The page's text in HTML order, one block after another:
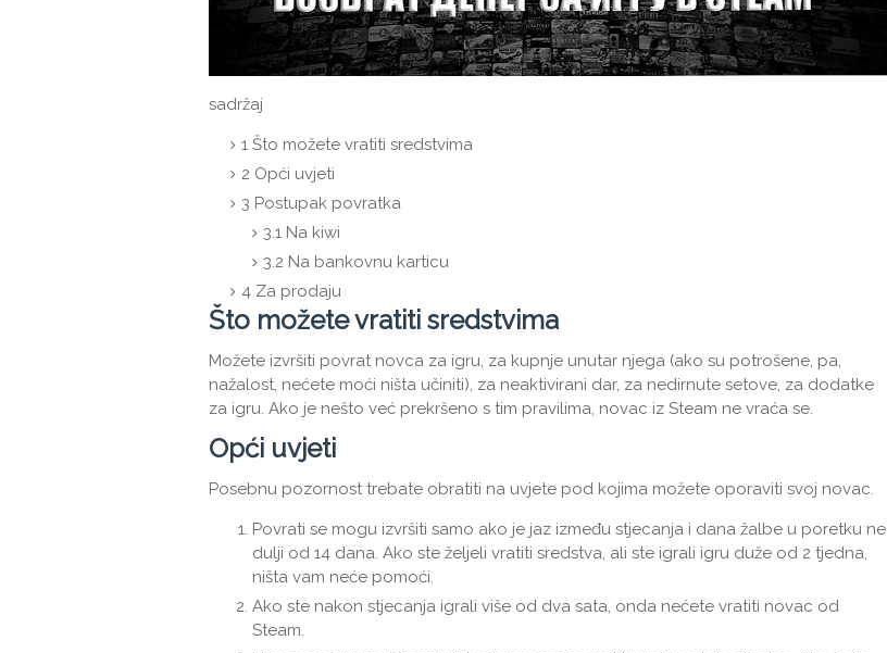
sadržaj
1 Što možete vratiti sredstvima
2 Opći uvjeti
3 Postupak povratka
3.1 Na kiwi
3.2 Na bankovnu karticu
4 Za prodaju
Što možete vratiti sredstvima
Možete izvršiti povrat novca za igru, za kupnje unutar njega (ako su potrošene, pa,
nažalost, nećete moći ništa učiniti), za neaktivirani dar, za nedirnute setove, za dodatke
za igru. Ako je nešto već prekršeno s tim pravilima, novac iz Steam ne vraća se.
Opći uvjeti
Posebnu pozornost trebate obratiti na uvjete pod kojima možete oporaviti svoj novac.
Povrati se mogu izvršiti samo ako je jaz između stjecanja i dana žalbe u poretku ne
dulji od 14 dana. Ako ste željeli vratiti sredstva, ali ste igrali igru ​​duže od 2 tjedna,
ništa vam neće pomoći.
Ako ste nakon stjecanja igrali više od dva sata, onda nećete vratiti novac od
Steam.